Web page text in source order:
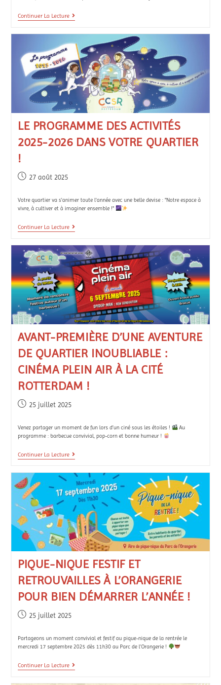
Continuer La Lecture
LE PROGRAMME DES ACTIVITÉS
2025-2026 DANS VOTRE QUARTIER
!
27 août 2025
Votre quartier va s'animer toute l'année avec une belle devise : "Notre espace à
vivre, à cultiver et à imaginer ensemble !"
Continuer La Lecture
AVANT-PREMIÈRE D’UNE AVENTURE
DE QUARTIER INOUBLIABLE :
CINÉMA PLEIN AIR À LA CITÉ
ROTTERDAM !
25 juillet 2025
Venez partager un moment de fun lors d’un ciné sous les étoiles !
Au
programme : barbecue convivial, pop-corn et bonne humeur !
Continuer La Lecture
PIQUE-NIQUE FESTIF ET
RETROUVAILLES À L’ORANGERIE
POUR BIEN DÉMARRER L’ANNÉE !
25 juillet 2025
Partageons un moment convivial et festif au pique-nique de la rentrée le
mercredi 17 septembre 2025 dès 11h30 au Parc de l’Orangerie !
Continuer La Lecture